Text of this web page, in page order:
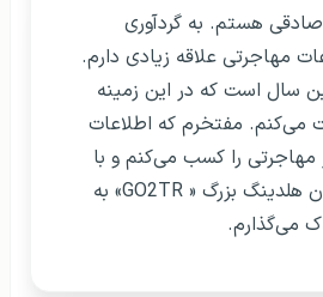
صادقی هستم. به گردآوری
مهاجرتی علاقه زیادی دارم.
سال است که در این زمینه
می‌کنم. مفتخرم که اطلاعات
مهاجرتی را کسب می‌کنم و با
کاربران هلدینگ بزرگ « GO2TR» به
می‌گذارم.